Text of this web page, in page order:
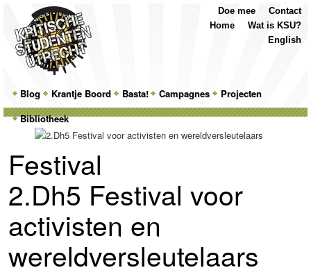
MainSkip
to
content
Skip
to
content
Blog Krantje Boord Basta! Campagnes
Projecten
Bibliotheek
Contact
Doe mee
Wat is KSU?
Home
English
Festival
2.Dh5 Festival voor
activisten en
wereldversleutelaars